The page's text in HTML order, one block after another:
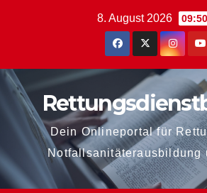
8. August 2026 09:50
Dein Onlineportal für
Notfallsanitäterausbildung